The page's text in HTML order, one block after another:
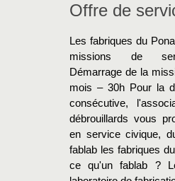
Offre de
Les fabriques du
missions de
Démarrage de la
mois – 30h Pour la
consécutive,
débrouillards vous
en service civique,
fablab les fabriques
ce qu'un fablab ?